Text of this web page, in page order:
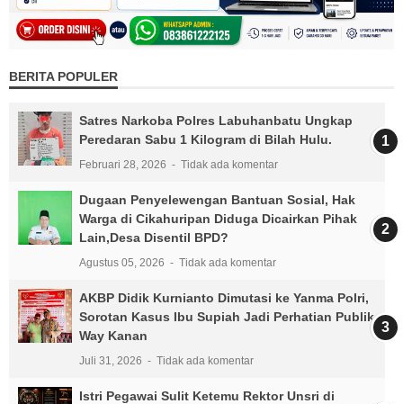
BERITA POPULER
Satres Narkoba Polres Labuhanbatu Ungkap
Peredaran Sabu 1 Kilogram di Bilah Hulu.
Februari 28, 2026 Tidak ada komentar
Dugaan Penyelewengan Bantuan Sosial, Hak
Warga di Cikahuripan Diduga Dicairkan Pihak
Lain,Desa Disentil BPD?
Agustus 05, 2026 Tidak ada komentar
AKBP Didik Kurnianto Dimutasi ke Yanma Polri,
Sorotan Kasus Ibu Supiah Jadi Perhatian Publik
Way Kanan
Juli 31, 2026 Tidak ada komentar
Istri Pegawai Sulit Ketemu Rektor Unsri di